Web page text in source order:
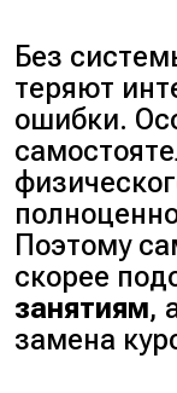
Без
теряют
ошибки.
Поэтому
скорее
занятиям,
замена